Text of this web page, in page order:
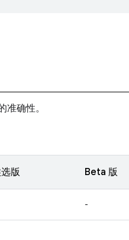
确性。
版 Beta 版
-